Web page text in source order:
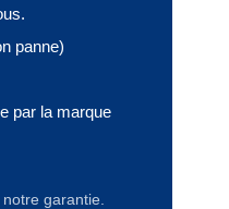
panne)
par la marque
garantie.